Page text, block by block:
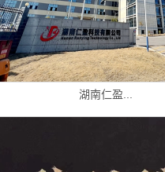
湖南仁盈...